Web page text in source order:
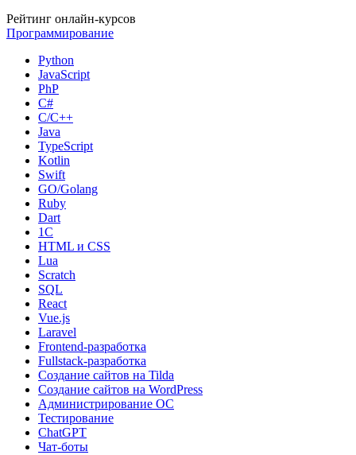
Рейтинг онлайн-курсов
Программирование
Python
JavaScript
PhP
C#
С/C++
Java
TypeScript
Kotlin
Swift
GO/Golang
Ruby
Dart
1С
HTML и CSS
Lua
Scratch
SQL
React
Vue.js
Laravel
Frontend-разработка
Fullstack-разработка
Создание сайтов на Tilda
Создание сайтов на WordPress
Администрирование ОС
Тестирование
ChatGPT
Чат-боты